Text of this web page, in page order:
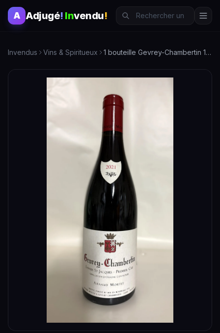
A Adjugé! Invendu!
Invendus Vins & Spiritueux 1 bouteille Gevrey-Chambertin 1er Cru Lavaux saint Jacques Arnaud Mortet 2021